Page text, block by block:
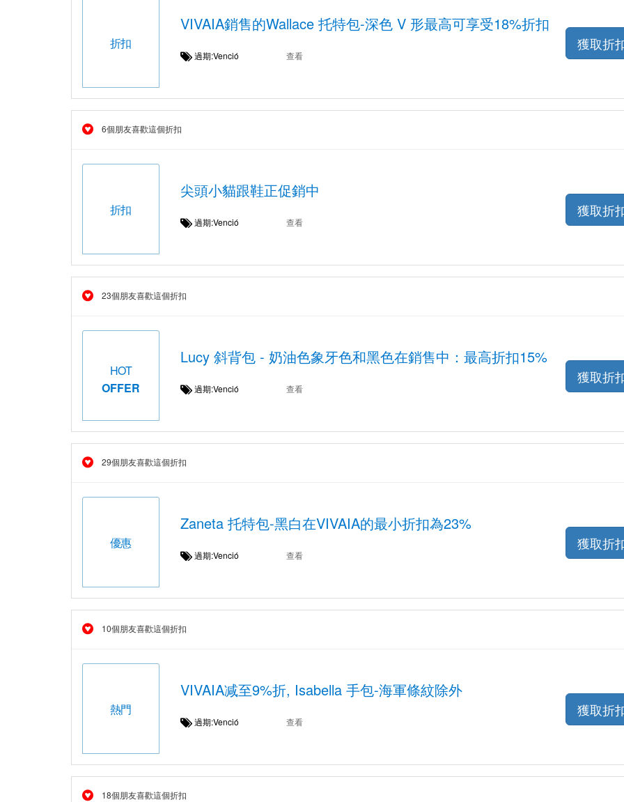
折扣
VIVAIA銷售的Wallace 托特包-深色 V 形最高可享受18%折扣
過期:Venció 查看
獲取折
6個朋友喜歡這個折扣
折扣
尖頭小貓跟鞋正促銷中
過期:Venció 查看
獲取折
23個朋友喜歡這個折扣
HOT
OFFER
Lucy 斜背包 - 奶油色象牙色和黑色在銷售中：最高折扣15%
過期:Venció 查看
獲取折
29個朋友喜歡這個折扣
優惠
Zaneta 托特包-黑白在VIVAIA的最小折扣為23%
過期:Venció 查看
獲取折
10個朋友喜歡這個折扣
熱門
VIVAIA减至9%折, Isabella 手包-海軍條紋除外
過期:Venció 查看
獲取折
18個朋友喜歡這個折扣